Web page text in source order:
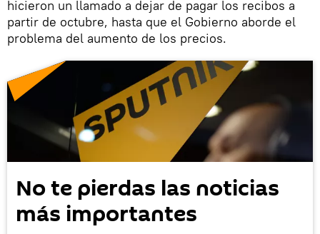
hicieron un llamado a dejar de pagar los recibos a
partir de octubre, hasta que el Gobierno aborde el
problema del aumento de los precios.
No te pierdas las noticias
más importantes